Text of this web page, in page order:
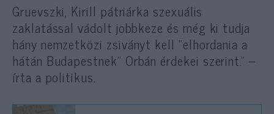
Gruevszki, Kirill pátriárka szexuális
zaklatással vádolt jobbkeze és még ki tudja
hány nemzetközi zsiványt kell “elhordania a
hátán Budapestnek” Orbán érdekei szerint.” –
írta a politikus.